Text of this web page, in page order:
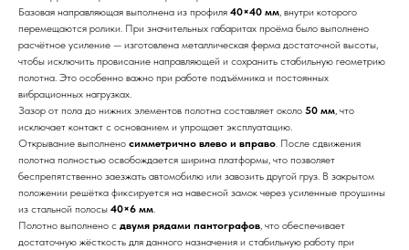
Базовая направляющая выполнена из профиля 40×40 мм, внутри которого
перемещаются ролики. При значительных габаритах проёма было выполнено
расчётное усиление — изготовлена металлическая ферма достаточной высоты,
чтобы исключить провисание направляющей и сохранить стабильную геометрию
полотна. Это особенно важно при работе подъёмника и постоянных
вибрационных нагрузках.
Зазор от пола до нижних элементов полотна составляет около 50 мм, что
исключает контакт с основанием и упрощает эксплуатацию.
Открывание выполнено симметрично влево и вправо. После сдвижения
полотна полностью освобождается ширина платформы, что позволяет
беспрепятственно заезжать автомобилю или завозить другой груз. В закрытом
положении решётка фиксируется на навесной замок через усиленные проушины
из стальной полосы 40×6 мм.
Полотно выполнено с двумя рядами пантографов, что обеспечивает
достаточную жёсткость для данного назначения и стабильную работу при